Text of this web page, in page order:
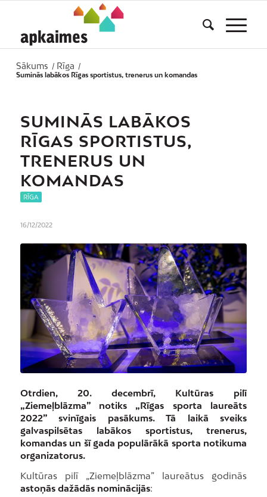
Sākums / Rīga
/
Suminās labākos Rīgas sportistus, trenerus un komandas
SUMINĀS LABĀKOS
RĪGAS SPORTISTUS,
TRENERUS UN
KOMANDAS
RĪGA
16/12/2022
Otrdien, 20. decembrī, Kultūras pilī
„Ziemeļblāzma” notiks „Rīgas sporta laureāts
2022” svinīgais pasākums. Tā laikā sveiks
galvaspilsētas labākos sportistus, trenerus,
komandas un šī gada populārākā sporta notikuma
organizatorus.
Kultūras pilī „Ziemeļblāzma” laureātus godinās
astoņās dažādās nominācijās: